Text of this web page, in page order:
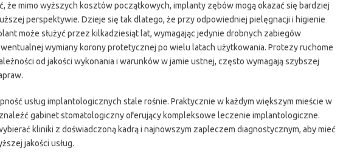
że mimo wyższych kosztów początkowych, implanty zębów mogą okazać się bardziej
perspektywie. Dzieje się tak dlatego, że przy odpowiedniej pielęgnacji i higienie
może służyć przez kilkadziesiąt lat, wymagając jedynie drobnych zabiegów
wymiany korony protetycznej po wielu latach użytkowania. Protezy ruchome
od jakości wykonania i warunków w jamie ustnej, często wymagają szybszej
usług implantologicznych stale rośnie. Praktycznie w każdym większym mieście w
gabinet stomatologiczny oferujący kompleksowe leczenie implantologiczne.
kliniki z doświadczoną kadrą i najnowszym zapleczem diagnostycznym, aby mieć
jakości usług.